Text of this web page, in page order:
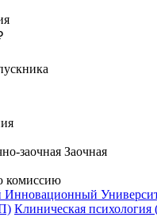
заочная Заочная
комиссию
Клиническая психология